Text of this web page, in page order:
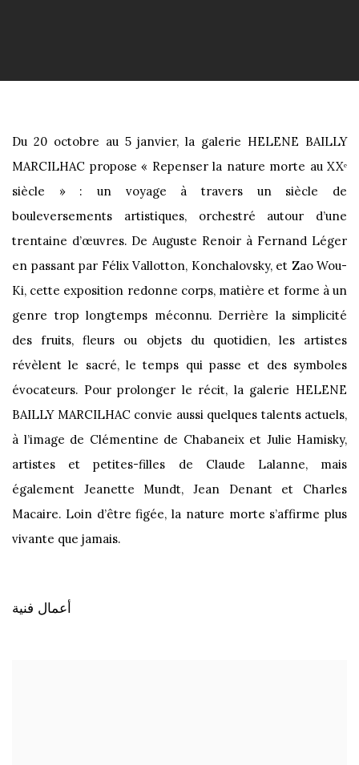
Du 20 octobre au 5 janvier, la galerie HELENE BAILLY
MARCILHAC propose « Repenser la nature morte au XXᵉ
siècle » : un voyage à travers un siècle de
bouleversements artistiques, orchestré autour d’une
trentaine d’œuvres. De Auguste Renoir à Fernand Léger
en passant par Félix Vallotton, Konchalovsky, et Zao Wou-
Ki, cette exposition redonne corps, matière et forme à un
genre trop longtemps méconnu. Derrière la simplicité
des fruits, fleurs ou objets du quotidien, les artistes
révèlent le sacré, le temps qui passe et des symboles
évocateurs. Pour prolonger le récit, la galerie HELENE
BAILLY MARCILHAC convie aussi quelques talents actuels,
à l’image de Clémentine de Chabaneix et Julie Hamisky,
artistes et petites-filles de Claude Lalanne, mais
également Jeanette Mundt, Jean Denant et Charles
Macaire. Loin d’être figée, la nature morte s’affirme plus
vivante que jamais.
أعمال فنية